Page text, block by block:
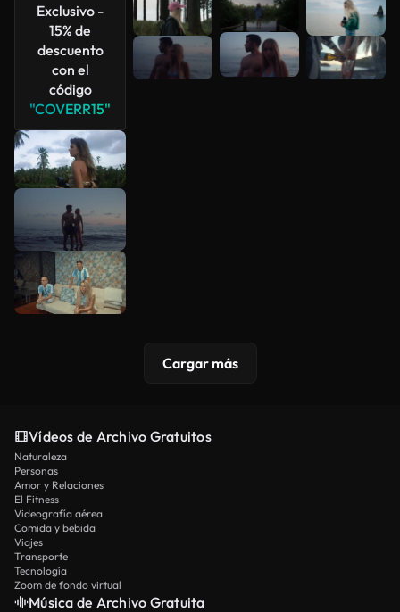
Exclusivo -
15% de
descuento
con el
código
"COVERR15"
Cargar más
Vídeos de Archivo Gratuitos
Naturaleza
Personas
Amor y Relaciones
El Fitness
Videografía aérea
Comida y bebida
Viajes
Transporte
Tecnología
Zoom de fondo virtual
Música de Archivo Gratuita